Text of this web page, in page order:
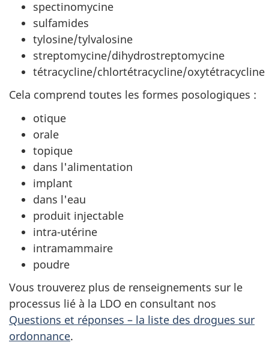
spectinomycine
sulfamides
tylosine/tylvalosine
streptomycine/dihydrostreptomycine
tétracycline/chlortétracycline/oxytétracycline
Cela comprend toutes les formes posologiques :
otique
orale
topique
dans l'alimentation
implant
dans l'eau
produit injectable
intra-utérine
intramammaire
poudre
Vous trouverez plus de renseignements sur le
processus lié à la LDO en consultant nos
Questions et réponses – la liste des drogues sur
ordonnance.